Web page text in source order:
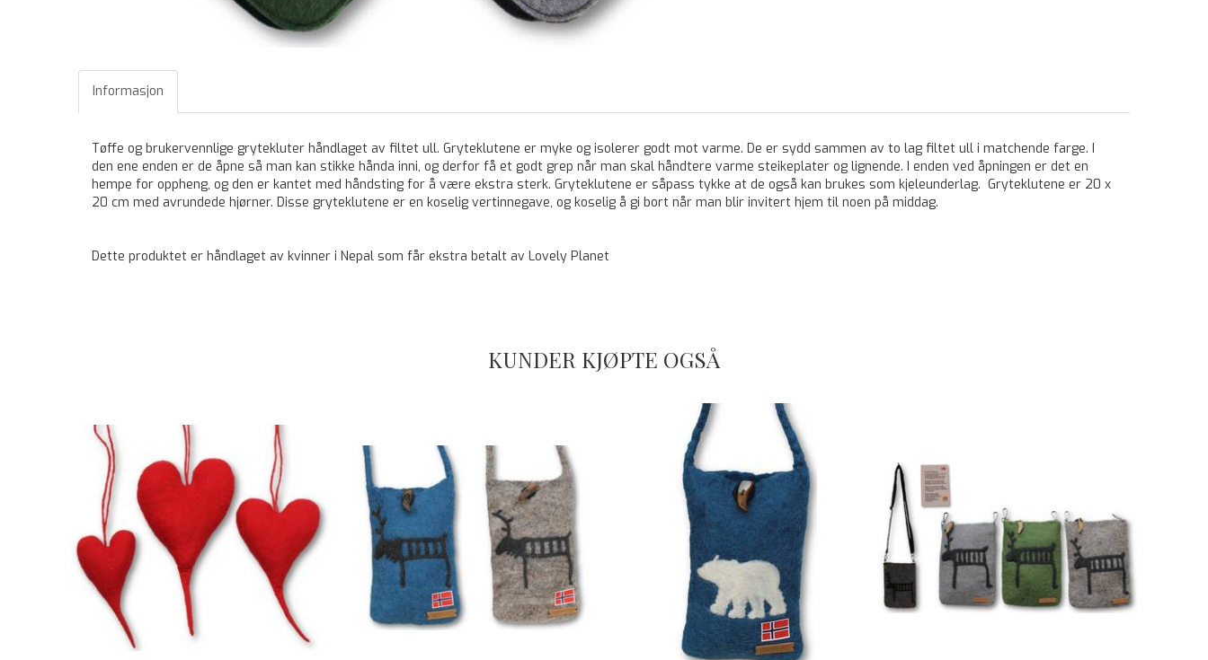
Informasjon
Tøffe og brukervennlige grytekluter håndlaget av filtet ull. Gryteklutene er myke og isolerer godt mot varme. De er sydd sammen av to lag filtet ull i matchende farge. I
den ene enden er de åpne så man kan stikke hånda inni, og derfor få et godt grep når man skal håndtere varme steikeplater og lignende. I enden ved åpningen er det en
hempe for oppheng, og den er kantet med håndsting for å være ekstra sterk. Gryteklutene er såpass tykke at de også kan brukes som kjeleunderlag. Gryteklutene er 20 x
20 cm med avrundede hjørner. Disse gryteklutene er en koselig vertinnegave, og koselig å gi bort når man blir invitert hjem til noen på middag.
Dette produktet er håndlaget av kvinner i Nepal som får ekstra betalt av Lovely Planet
KUNDER KJØPTE OGSÅ